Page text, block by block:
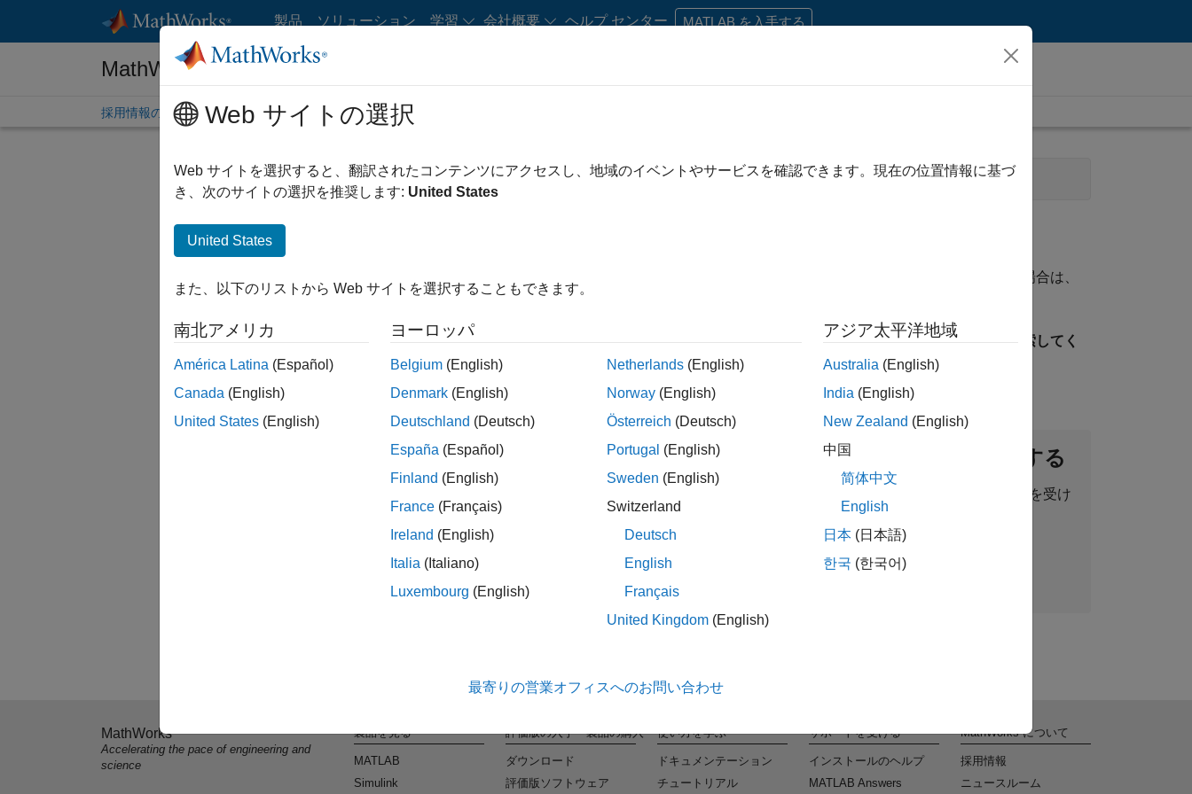
コンテンツへスキップ
製品 ソリューション 学習 会社概要 ヘルプ センター MATLAB を入手する
MathWorks 採用情報
採用情報の概要 求人検索 オフィス所在地 学生・キャリア初期の方
絞り込み条件 カスタマー サポート マーケティング コミュニケーション 経理および財務 法務
してください。それでも応募資格に一致する求人が見つからない場合は、
人材ネットワーク に登録して、最新の求人に関する更新情報を受け取ることができます。
一部の求人情報は翻訳されていません。ご希望の地域ですべての求人を見つけるには、所在地を指定して検索してく
ださい。
タレントネットワークに参加する
条件に合った求人情報、ストーリー、最新情報を受け
取ることができます。
今すぐ参加
Web サイトの選択
Web サイトを選択すると、翻訳されたコンテンツにアクセスし、地域のイベントやサービスを確認できます。現在の位置情報に基づ
き、次のサイトの選択を推奨します: United States
United States
また、以下のリストから Web サイトを選択することもできます。
南北アメリカ
América Latina (Español)
Canada (English)
United States (English)
ヨーロッパ
Belgium (English)
Denmark (English)
Deutschland (Deutsch)
España (Español)
Finland (English)
France (Français)
Ireland (English)
Italia (Italiano)
Luxembourg (English)
Netherlands (English)
Norway (English)
Österreich (Deutsch)
Portugal (English)
Sweden (English)
Switzerland
Deutsch
English
Français
United Kingdom (English)
アジア太平洋地域
Australia (English)
India (English)
New Zealand (English)
中国
简体中文
English
日本 (日本語)
한국 (한국어)
最寄りの営業オフィスへのお問い合わせ
MathWorks
Accelerating the pace of engineering and
science
製品を見る
MATLAB
Simulink
評価版の入手・製品の購入
ダウンロード
評価版ソフトウェア
使い方を学ぶ
ドキュメンテーション
チュートリアル
サポートを受ける
インストールのヘルプ
MATLAB Answers
MathWorks について
採用情報
ニュースルーム